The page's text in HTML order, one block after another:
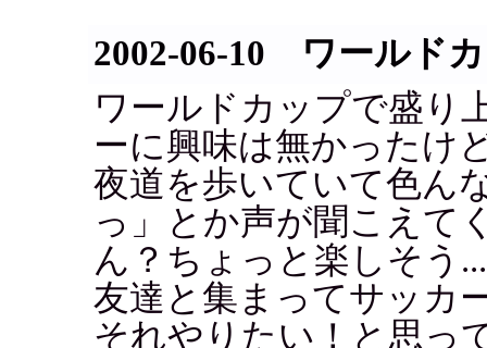
2002-06-10 ワールド
ワールドカップで盛り
ーに興味は無かったけ
夜道を歩いていて色ん
っ」とか声が聞こえて
ん？ちょっと楽しそう
友達と集まってサッカ
それやりたい！と思っ